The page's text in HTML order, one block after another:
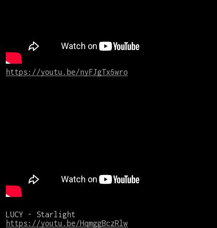
https://youtu.be/nyFJgTx6wro
https://youtu.be/HqmggBczRlw